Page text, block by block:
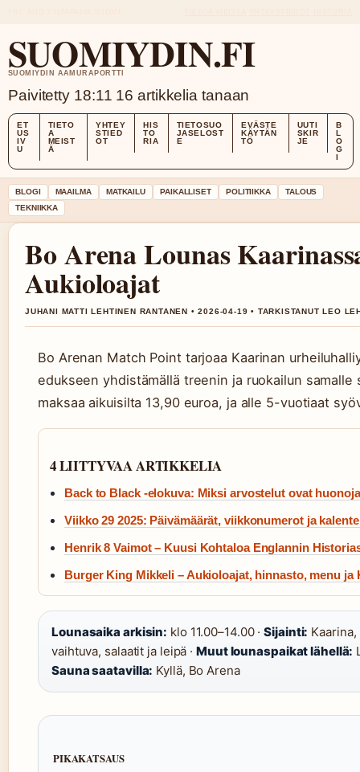
SUOMIYDIN.FI
SUOMIYDIN AAMURAPORTTI
Paivitetty 18:11 16 artikkelia tanaan
ET
US
IV
U
TIETO
A
MEIST
Ä
YHTEY
STIED
OT
HIS
TO
RIA
TIETOSUO
JASELOST
E
EVÄSTE
KÄYTÄN
TÖ
UUTI
SKIR
JE
B
L
O
G
I
BLOGI MAAILMA MATKAILU PAIKALLISET POLITIIKKA
TALOUS
TEKNIIKKA
Bo Arena Lounas
Aukioloajat
JUHANI MATTI LEHTINEN RANTANEN • 2026-04-19 • TARKISTANUT LEO
Bo Arenan Match Point tarjoaa Kaarinan
edukseen yhdistämällä treenin ja ruokailun
maksaa aikuisilta 13,90 euroa, ja alle 5-vuotiaat
4 LIITTYVAA ARTIKKELIA
Back to Black -elokuva: Miksi arvostelut ovat huonoja
Viikko 29 2025: Päivämäärät, viikkonumerot ja
Henrik 8 Vaimot – Kuusi Kohtaloa Englannin
Burger King Mikkeli – Aukioloajat, hinnasto, menu ja
Lounasaika arkisin: klo 11.00–14.00 ·Sijainti:
vaihtuva, salaatit ja leipä · Muut lounaspaikat lähellä:
Sauna saatavilla: Kyllä, Bo Arena
PIKAKATSAUS